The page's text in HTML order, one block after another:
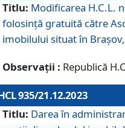
Titlu: Modificarea H.C.L.
folosinţă gratuită către
imobilului situat în
Observații : Republică
935/21.12.2023
Titlu: Darea în